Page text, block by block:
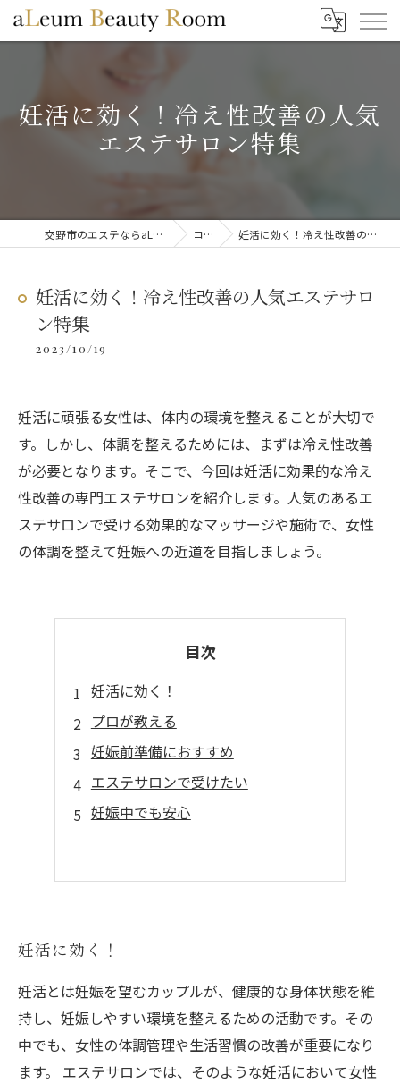
妊活に効く！冷え性改善の人気
エステサロン特集
交野市のエステならaLeum Beauty Room コラム 妊活に効く！冷え性改善の人気エステサロン特集
妊活に効く！冷え性改善の人気エステサロ
ン特集
2023/10/19
妊活に頑張る女性は、体内の環境を整えることが大切で
す。しかし、体調を整えるためには、まずは冷え性改善
が必要となります。そこで、今回は妊活に効果的な冷え
性改善の専門エステサロンを紹介します。人気のあるエ
ステサロンで受ける効果的なマッサージや施術で、女性
の体調を整えて妊娠への近道を目指しましょう。
目次
妊活に効く！
プロが教える
妊娠前準備におすすめ
エステサロンで受けたい
妊娠中でも安心
妊活に効く！
妊活とは妊娠を望むカップルが、健康的な身体状態を維
持し、妊娠しやすい環境を整えるための活動です。その
中でも、女性の体調管理や生活習慣の改善が重要になり
ます。 エステサロンでは、そのような妊活において女性